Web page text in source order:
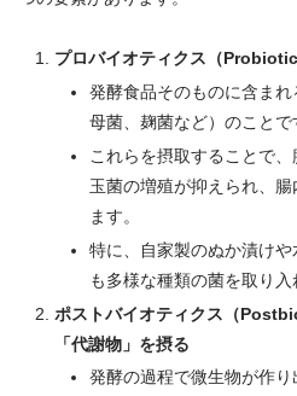
プロバイオティクス（
発酵食品そのものに含まれ
母菌、麹菌など）のことで
これらを摂取することで、
玉菌の増殖が抑えられ、
ます。
特に、自家製のぬか漬け
も多様な種類の菌を取り入
ポストバイオティクス（
「代謝物」を摂る
発酵の過程で微生物が作り